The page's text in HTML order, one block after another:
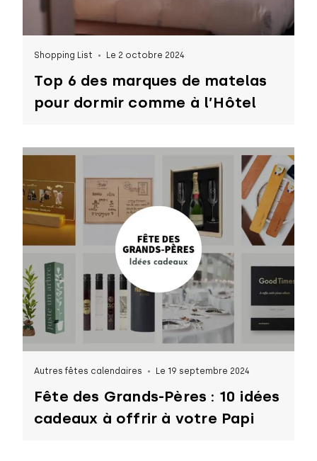
Shopping List Le 2 octobre 2024
Top 6 des marques de matelas
pour dormir comme à l’Hôtel
Autres fêtes calendaires Le 19 septembre 2024
Fête des Grands-Pères : 10 idées
cadeaux à offrir à votre Papi